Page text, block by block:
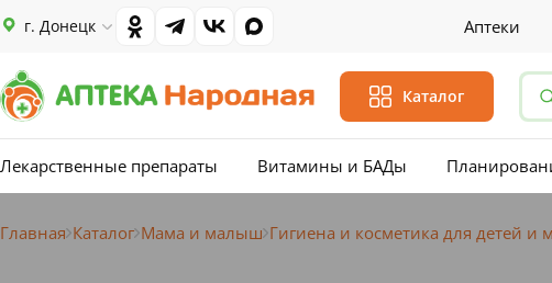
г. Донецк Аптеки
Каталог
Лекарственные препараты Витамины и БАДы
Главная Каталог Мама и малыш Гигиена и косметика для детей и